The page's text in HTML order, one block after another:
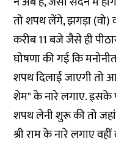
तो शपथ लेंगे, झगड़ा
करीब 11 बजे जैसे ही
घोषणा की गई कि
शपथ दिलाई जाएगी तो
शेम" के नारे लगाए. इसके
शपथ लेनी शुरू की तो
श्री राम के नारे लगाए